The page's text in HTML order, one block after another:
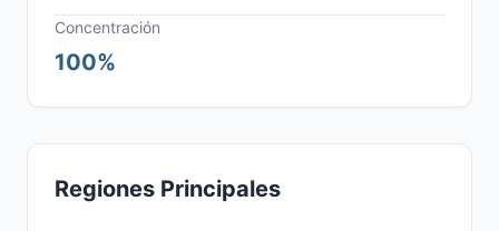
Concentración
100%
Regiones Principales